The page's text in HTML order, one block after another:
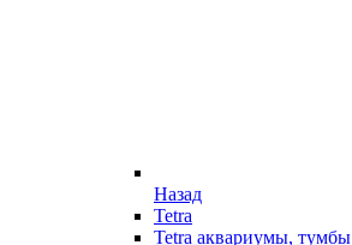
Назад
Tetra
Tetra аквариумы, тумбы